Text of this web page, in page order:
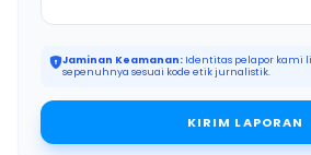
Jaminan Keamanan: Identitas pelapor kami
sepenuhnya sesuai kode etik jurnalistik.
KIRIM LAPORAN